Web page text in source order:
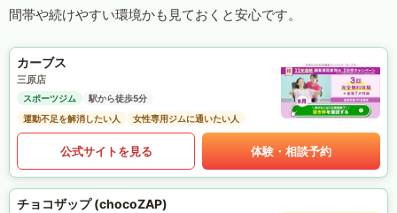
間帯や続けやすい環境かも見ておくと安心です。
カーブス
三原店
スポーツジム
駅から徒歩5分
運動不足を解消したい人
女性専用ジムに通いたい人
公式サイトを見る 体験・相談予約
チョコザップ (chocoZAP)